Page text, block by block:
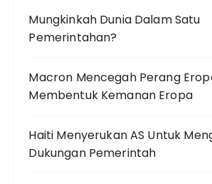
Mungkinkah Dunia Dalam Satu
Pemerintahan?
Macron Mencegah Perang
Membentuk Kemanan Eropa
Haiti Menyerukan AS Untuk
Dukungan Pemerintah